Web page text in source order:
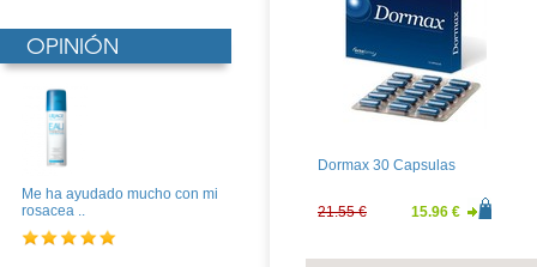
OPINIÓN
Me ha ayudado mucho con mi
rosacea ..
Dormax 30 Capsulas
21.55 € 15.96 €